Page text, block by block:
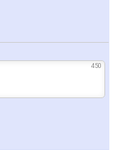
450